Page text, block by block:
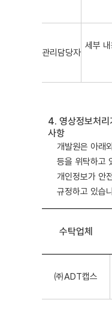
관리담당자
세부
4. 영상정보처리
사항
개발원은 아래
등을 위탁하고
개인정보가 안
규정하고 있습
수탁업체
㈜ADT캡스